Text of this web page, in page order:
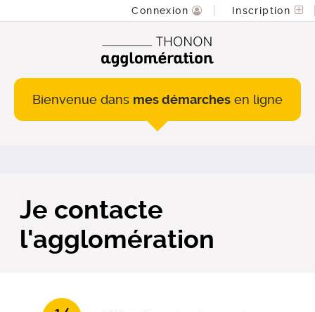
Connexion Inscription
Bienvenue dans mes démarches en ligne
Je contacte
l'agglomération